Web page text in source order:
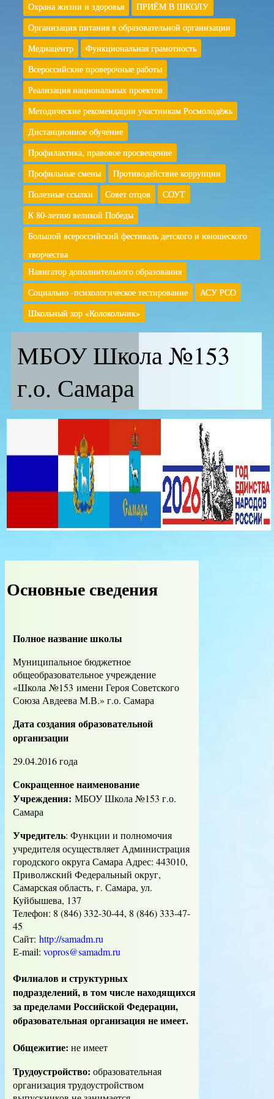
Охрана жизни и здоровья
ПРИЁМ В ШКОЛУ
Организация питания в образовательной организации
Медиацентр
Функциональная грамотность
Всероссийские проверочные работы
Реализация национальных проектов
Методические рекомендации участникам Росмолодёжь
Дистанционное обучение
Профилактика, правовое просвещение
Профильные смены
Противодействие коррупции
Полезные ссылки
Совет отцов
СОУТ
К 80-летию великой Победы
Большой всероссийский фестиваль детского и юношеского
творчества
Навигатор дополнительного образования
Социально -психологическое тестирование
АСУ РСО
Школьный хор «Колокольчик»
МБОУ Школа №153
г.о. Самара
Основные сведения
Полное название школы
Муниципальное бюджетное
общеобразовательное учреждение
«Школа №153 имени Героя Советского
Союза Авдеева М.В.» г.о. Самара
Дата создания образовательной
организации
29.04.2016 года
Сокращенное наименование
Учреждения: МБОУ Школа №153 г.о.
Самара
Учредитель: Функции и полномочия
учредителя осуществляет Администрация
городского округа Самара Адрес: 443010,
Приволжский Федеральный округ,
Самарская область, г. Самара, ул.
Куйбышева, 137
Телефон: 8 (846) 332-30-44, 8 (846) 333-47-
45
Сайт: http://samadm.ru
Е-mail: vopros@samadm.ru
Филиалов иструктурных
подразделений, в том числе находящихся
за пределами Российской Федерации,
образовательная организация не имеет.
Общежитие: не имеет
Трудоустройство: образовательная
организация трудоустройством